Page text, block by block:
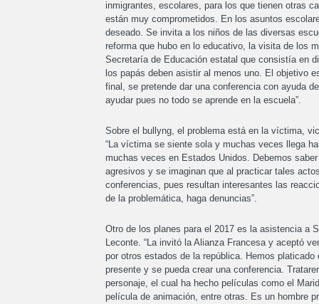
inmigrantes, escolares, para los que tienen otras
están muy comprometidos. En los asuntos
deseado. Se invita a los niños de las diversas
reforma que hubo en lo educativo, la visita de los
Secretaría de Educación estatal que consistía en
los papás deben asistir al menos uno. El objetivo
final, se pretende dar una conferencia con ayuda
ayudar pues no todo se aprende en la escuela”.
Sobre el bullyng, el problema está en la víctima,
“La víctima se siente sola y muchas veces llega
muchas veces en Estados Unidos. Debemos
agresivos y se imaginan que al practicar tales
conferencias, pues resultan interesantes las
de la problemática, haga denuncias”.
Otro de los planes para el 2017 es la asistencia a
Leconte. “La invitó la Alianza Francesa y aceptó
por otros estados de la república. Hemos
presente y se pueda crear una conferencia.
personaje, el cual ha hecho películas como el
película de animación, entre otras. Es un hombre